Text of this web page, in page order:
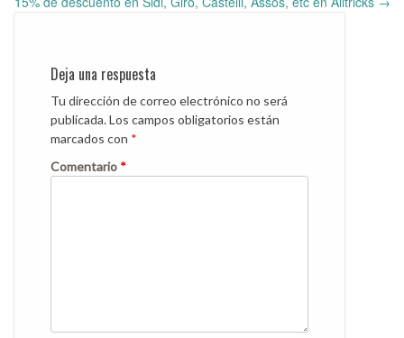
navigation
Deja una respuesta
Tu dirección de correo electrónico no será
publicada.Los campos obligatorios están
marcados con *
Comentario *